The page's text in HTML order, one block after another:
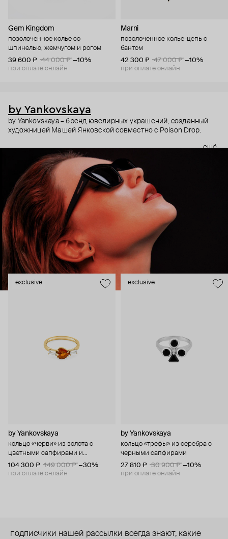
Gem Kingdom
позолоченное колье со
шпинелью, жемчугом и рогом
39 600 ₽
44 000 ₽ −10%
при оплате онлайн
Marni
позолоченное колье-цепь с
бантом
42 300 ₽
47 000 ₽ −10%
при оплате онлайн
by Yankovskaya
by Yankovskaya – бренд ювелирных украшений, созданный
художницей Машей Янковской совместно с Poison Drop.
Первая коллекция строилась вокруг творчества Маши –
красный цвет, звезда с карты Таро, обнаженное тело. Вторая
же вдохновлена карточными мастями, которые художница
наделила новыми значениями. «Мое искусство направлено
внутрь, а не наружу. То, что у меня внутри, я распаковываю в
своем творчестве», – говорит Маша Янковская в своем
манифесте. В ювелирной коллекции, как и в других работах,
Маша выражает свои размышления, представления о
красоте и эстетике.
ещё
exclusive
by Yankovskaya
кольцо «черви» из золота с
цветными сапфирами и
бриллиантами
104 300 ₽ 149 000 ₽ −30%
при оплате онлайн
exclusive
by Yankovskaya
кольцо «трефы» из серебра с
черными сапфирами
27 810 ₽
30 900 ₽ −10%
при оплате онлайн
подписчики нашей рассылки всегда знают, какие